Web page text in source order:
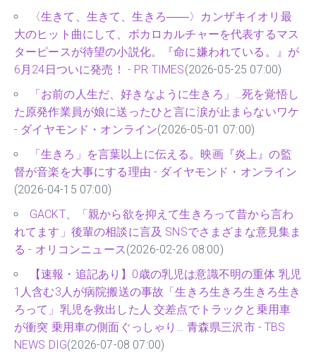
〈生きて、生きて、生きろ――〉カンザキイオリ最
大のヒット曲にして、ボカロカルチャーを代表するマス
ターピースが待望の小説化。『命に嫌われている。』が
6月24日ついに発売！ - PR TIMES(2026-05-25 07:00)
「お前の人生だ、好きなように生きろ」…死を覚悟し
た原発作業員が娘に送ったひと言に涙が止まらないワケ
- ダイヤモンド・オンライン(2026-05-01 07:00)
「生きろ」を言葉以上に伝える。映画『炎上』の監
督が音楽を大事にする理由 - ダイヤモンド・オンライン
(2026-04-15 07:00)
GACKT、「親から欲を抑えて生きろって昔から言わ
れてます」後輩の相談に言及 SNSでさまざまな意見集ま
る - オリコンニュース(2026-02-26 08:00)
【速報・追記あり】0歳の乳児は意識不明の重体 乳児
1人含む3人が病院搬送の事故「生きろ生きろ生きろ生き
ろって」乳児を救出した人 交差点でトラックと乗用車
が衝突 乗用車の側面ぐっしゃり… 青森県三沢市 - TBS
NEWS DIG(2026-07-08 07:00)